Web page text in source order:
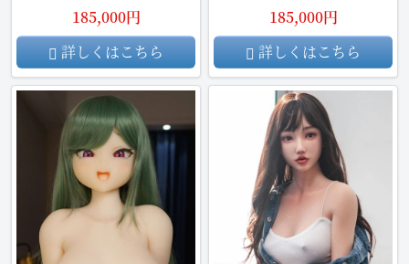
185,000円
詳しくはこちら
185,000円
詳しくはこちら